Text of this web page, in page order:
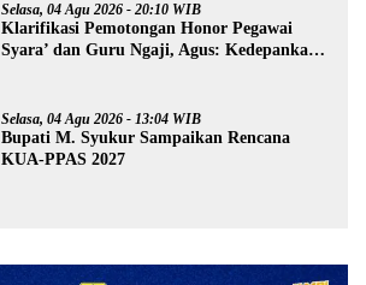
Selasa, 04 Agu 2026 - 20:10 WIB
Klarifikasi Pemotongan Honor Pegawai
Syara’ dan Guru Ngaji, Agus: Kedepankan
Selasa, 04 Agu 2026 - 13:04 WIB
Bupati M. Syukur Sampaikan Rencana
KUA-PPAS 2027